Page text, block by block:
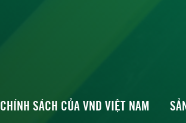
CHÍNH SÁCH CỦA VND VIỆT NAM